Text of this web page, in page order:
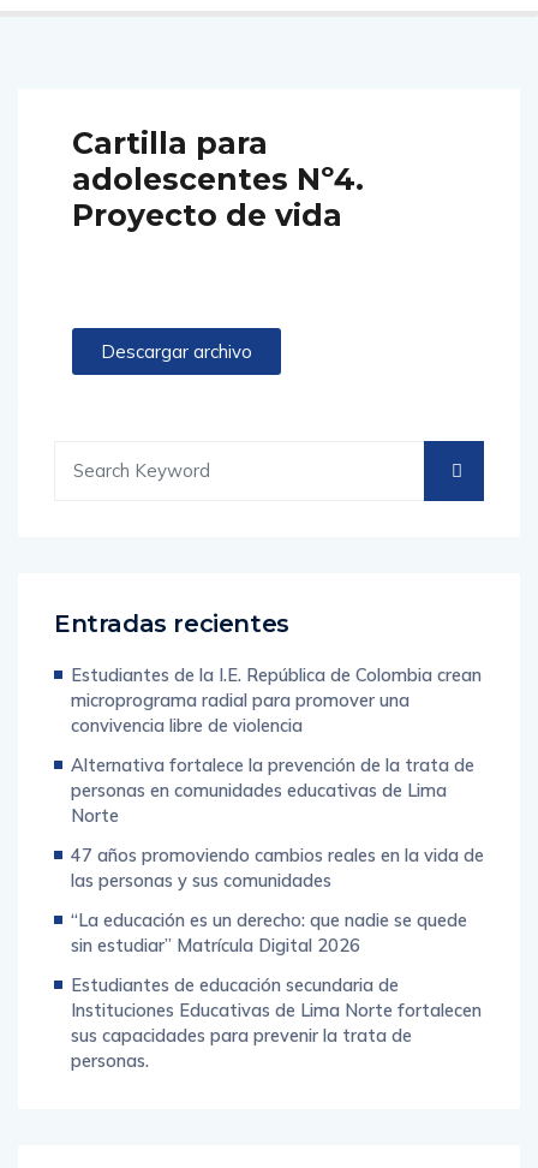
Cartilla para
adolescentes Nº4.
Proyecto de vida
Descargar archivo
Entradas recientes
Estudiantes de la I.E. República de Colombia crean
microprograma radial para promover una
convivencia libre de violencia
Alternativa fortalece la prevención de la trata de
personas en comunidades educativas de Lima
Norte
47 años promoviendo cambios reales en la vida de
las personas y sus comunidades
“La educación es un derecho: que nadie se quede
sin estudiar” Matrícula Digital 2026
Estudiantes de educación secundaria de
Instituciones Educativas de Lima Norte fortalecen
sus capacidades para prevenir la trata de
personas.